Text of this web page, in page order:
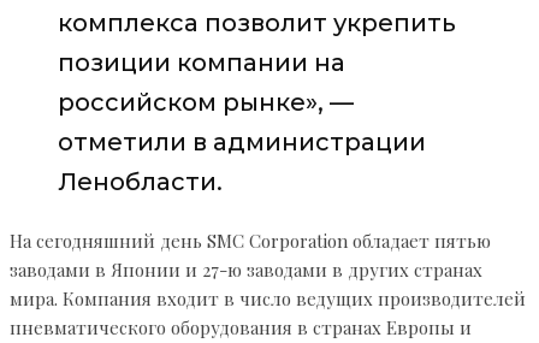
комплекса позволит укрепить
позиции компании на
российском рынке», —
отметили в администрации
Ленобласти.
На сегодняшний день SMC Corporation обладает пятью
заводами в Японии и 27-ю заводами в других странах
мира. Компания входит в число ведущих производителей
пневматического оборудования в странах Европы и